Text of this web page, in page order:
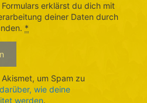
erklärst du dich mit
deiner Daten durch
*
um Spam zu
wie deine
werden.